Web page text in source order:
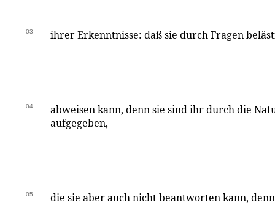
03 ihrer Erkenntnisse: daß sie durch Fragen
04
abweisen kann, denn sie sind ihr durch die
aufgegeben,
05 die sie aber auch nicht beantworten kann,